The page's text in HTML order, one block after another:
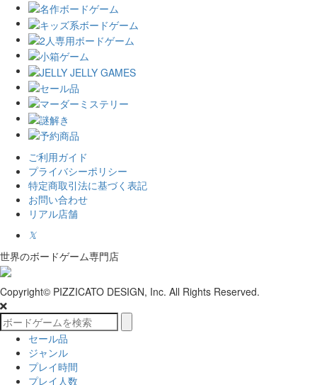
ご利用ガイド
プライバシーポリシー
特定商取引法に基づく表記
お問い合わせ
リアル店舗
𝕏
世界のボードゲーム専門店
Copyright© PIZZICATO DESIGN, Inc. All Rights Reserved.
セール品
ジャンル
プレイ時間
プレイ人数